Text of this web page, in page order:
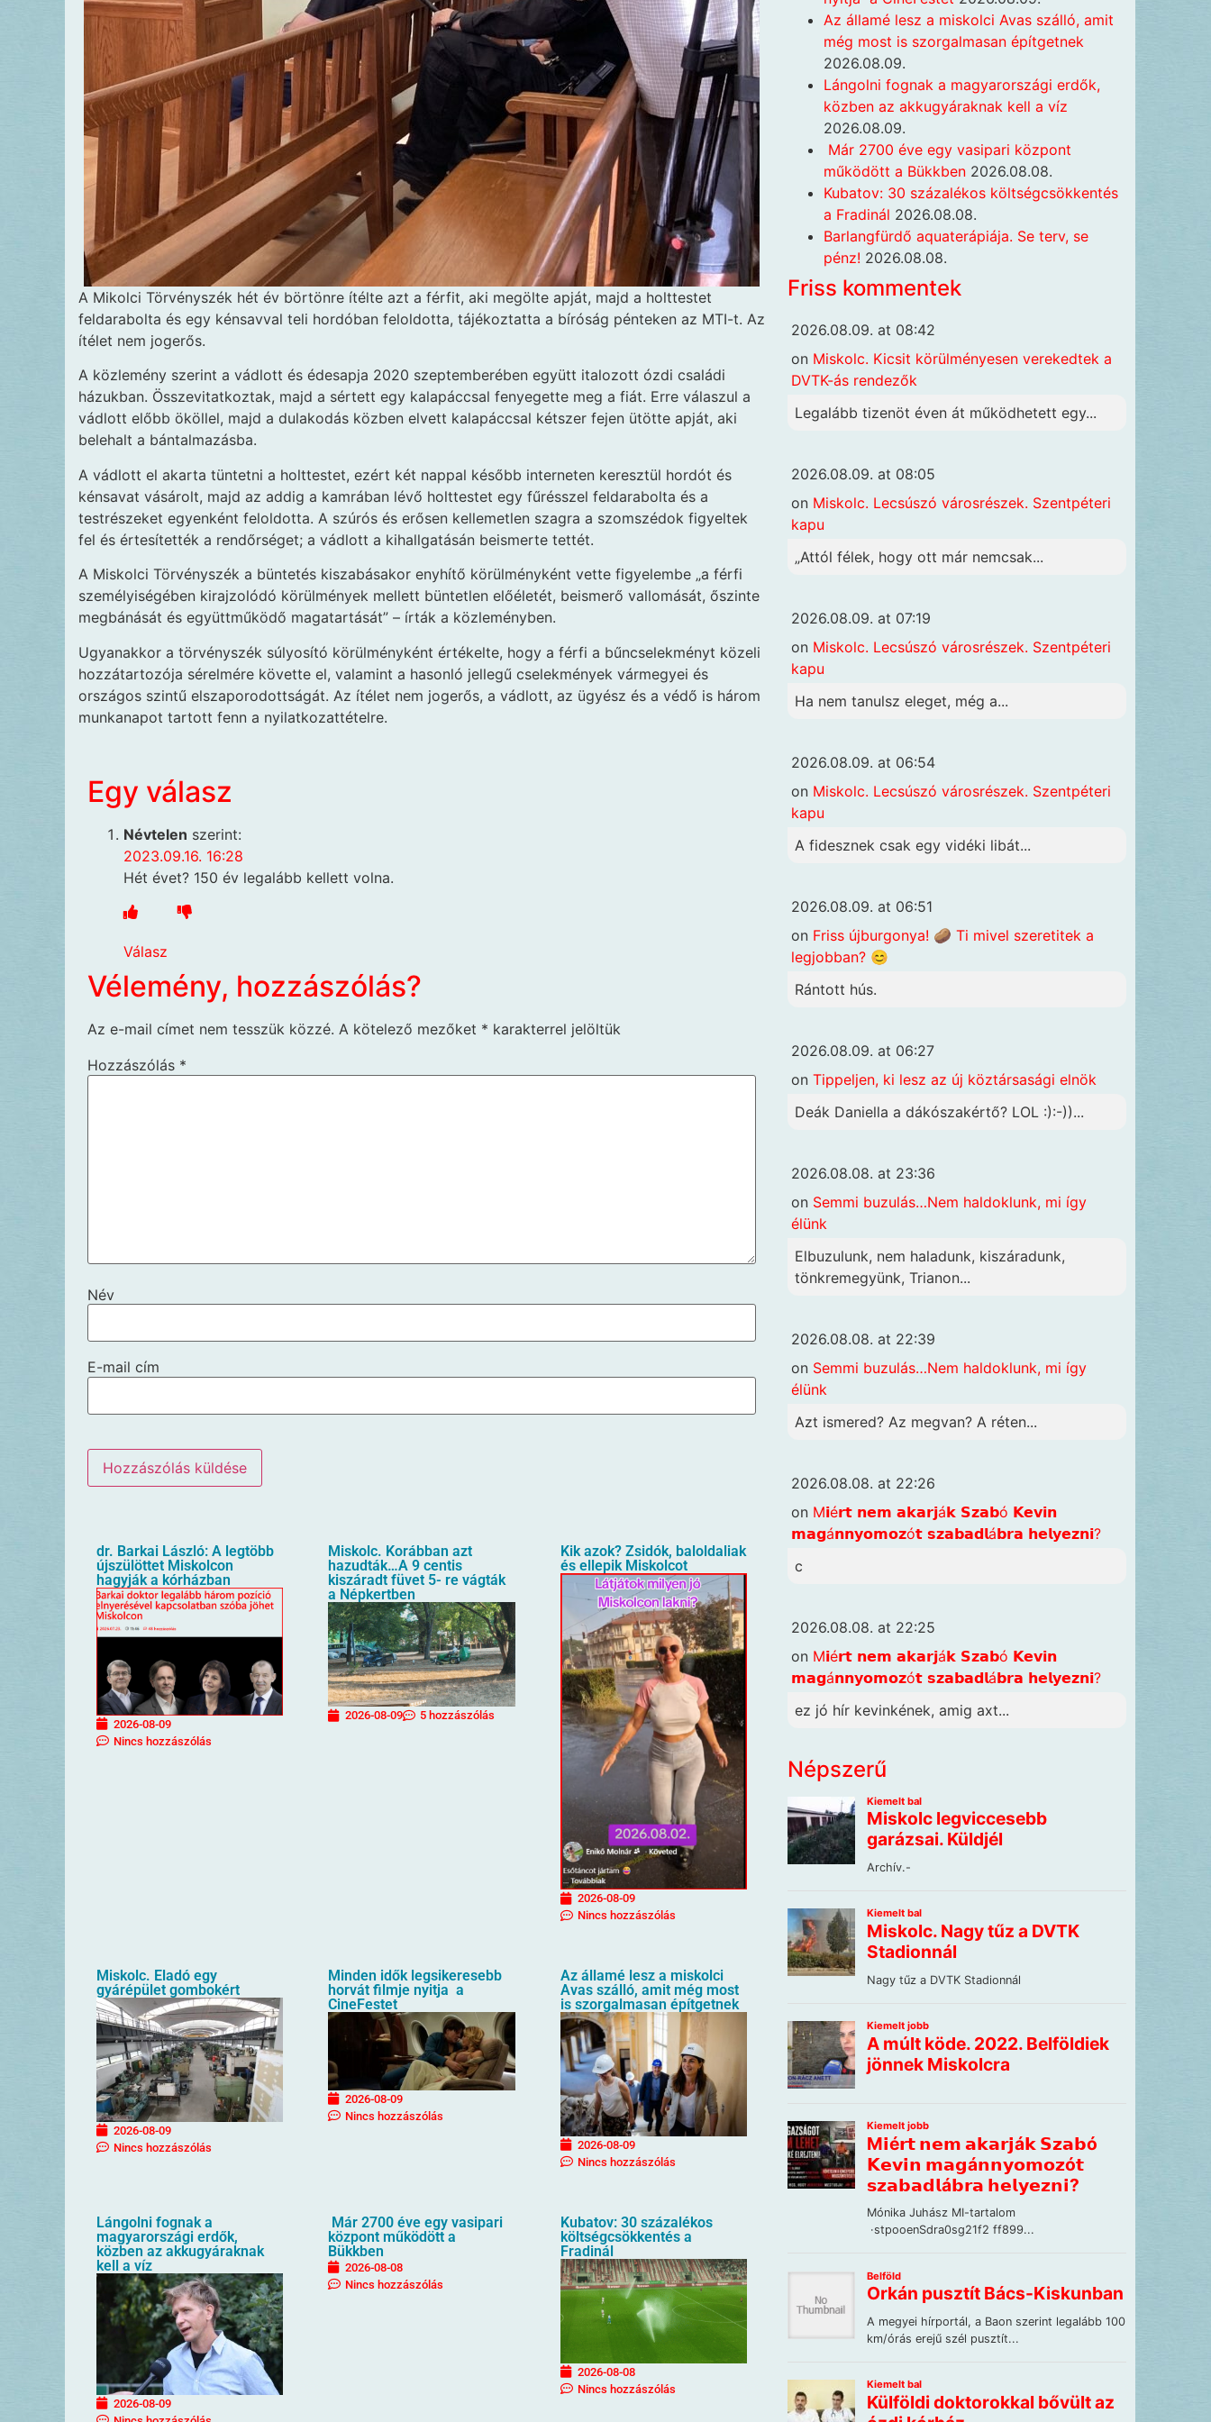
A Mikolci Törvényszék hét év börtönre ítélte azt a férfit, aki megölte apját, majd a holttestet
feldarabolta és egy kénsavval teli hordóban feloldotta, tájékoztatta a bíróság pénteken az MTI-t. Az
ítélet nem jogerős.
A közlemény szerint a vádlott és édesapja 2020 szeptemberében együtt italozott ózdi családi
házukban. Összevitatkoztak, majd a sértett egy kalapáccsal fenyegette meg a fiát. Erre válaszul a
vádlott előbb ököllel, majd a dulakodás közben elvett kalapáccsal kétszer fejen ütötte apját, aki
belehalt a bántalmazásba.
A vádlott el akarta tüntetni a holttestet, ezért két nappal később interneten keresztül hordót és
kénsavat vásárolt, majd az addig a kamrában lévő holttestet egy fűrésszel feldarabolta és a
testrészeket egyenként feloldotta. A szúrós és erősen kellemetlen szagra a szomszédok figyeltek
fel és értesítették a rendőrséget; a vádlott a kihallgatásán beismerte tettét.
A Miskolci Törvényszék a büntetés kiszabásakor enyhítő körülményként vette figyelembe „a férfi
személyiségében kirajzolódó körülmények mellett büntetlen előéletét, beismerő vallomását, őszinte
megbánását és együttműködő magatartását” – írták a közleményben.
Ugyanakkor a törvényszék súlyosító körülményként értékelte, hogy a férfi a bűncselekményt közeli
hozzátartozója sérelmére követte el, valamint a hasonló jellegű cselekmények vármegyei és
országos szintű elszaporodottságát. Az ítélet nem jogerős, a vádlott, az ügyész és a védő is három
munkanapot tartott fenn a nyilatkozattételre.
Egy válasz
Névtelen szerint:
2023.09.16. 16:28
Hét évet? 150 év legalább kellett volna.
Válasz
Vélemény, hozzászólás?
Az e-mail címet nem tesszük közzé. A kötelező mezőket * karakterrel jelöltük
Hozzászólás *
Név
E-mail cím
dr. Barkai László: A legtöbb
újszülöttet Miskolcon
hagyják a kórházban
2026-08-09
Nincs hozzászólás
Miskolc. Korábban azt
hazudták…A 9 centis
kiszáradt füvet 5- re vágták
a Népkertben
2026-08-09 5 hozzászólás
Kik azok? Zsidók, baloldaliak
és ellepik Miskolcot
2026-08-09
Nincs hozzászólás
Miskolc. Eladó egy
gyárépület gombokért
2026-08-09
Nincs hozzászólás
Minden idők legsikeresebb
horvát filmje nyitja a
CineFestet
2026-08-09
Nincs hozzászólás
Az államé lesz a miskolci
Avas szálló, amit még most
is szorgalmasan építgetnek
2026-08-09
Nincs hozzászólás
Lángolni fognak a
magyarországi erdők,
közben az akkugyáraknak
kell a víz
2026-08-09
Már 2700 éve egy vasipari
központ működött a
Bükkben
2026-08-08
Nincs hozzászólás
Kubatov: 30 százalékos
költségcsökkentés a
Fradinál
2026-08-08
Nincs hozzászólás
Az államé lesz a miskolci Avas szálló, amit
még most is szorgalmasan építgetnek
2026.08.09.
Lángolni fognak a magyarországi erdők,
közben az akkugyáraknak kell a víz
2026.08.09.
Már 2700 éve egy vasipari központ
működött a Bükkben 2026.08.08.
Kubatov: 30 százalékos költségcsökkentés
a Fradinál 2026.08.08.
Barlangfürdő aquaterápiája. Se terv, se
pénz! 2026.08.08.
Friss kommentek
2026.08.09. at 08:42
on Miskolc. Kicsit körülményesen verekedtek a
DVTK-ás rendezők
Legalább tizenöt éven át működhetett egy...
2026.08.09. at 08:05
on Miskolc. Lecsúszó városrészek. Szentpéteri
kapu
„Attól félek, hogy ott már nemcsak...
2026.08.09. at 07:19
on Miskolc. Lecsúszó városrészek. Szentpéteri
kapu
Ha nem tanulsz eleget, még a...
2026.08.09. at 06:54
on Miskolc. Lecsúszó városrészek. Szentpéteri
kapu
A fidesznek csak egy vidéki libát...
2026.08.09. at 06:51
on Friss újburgonya! 🥔 Ti mivel szeretitek a
legjobban? 😊
Rántott hús.
2026.08.09. at 06:27
on Tippeljen, ki lesz az új köztársasági elnök
Deák Daniella a dákószakértő? LOL :):-))...
2026.08.08. at 23:36
on Semmi buzulás…Nem haldoklunk, mi így
élünk
Elbuzulunk, nem haladunk, kiszáradunk,
tönkremegyünk, Trianon...
2026.08.08. at 22:39
on Semmi buzulás…Nem haldoklunk, mi így
élünk
Azt ismered? Az megvan? A réten...
2026.08.08. at 22:26
on M𝗶é𝗿𝘁 𝗻𝗲𝗺 𝗮𝗸𝗮𝗿𝗷á𝗸 𝗦𝘇𝗮𝗯ó 𝗞𝗲𝘃𝗶𝗻
𝗺𝗮𝗴á𝗻𝗻𝘆𝗼𝗺𝗼𝘇ó𝘁 𝘀𝘇𝗮𝗯𝗮𝗱𝗹á𝗯𝗿𝗮 𝗵𝗲𝗹𝘆𝗲𝘇𝗻𝗶?
c
2026.08.08. at 22:25
on M𝗶é𝗿𝘁 𝗻𝗲𝗺 𝗮𝗸𝗮𝗿𝗷á𝗸 𝗦𝘇𝗮𝗯ó 𝗞𝗲𝘃𝗶𝗻
𝗺𝗮𝗴á𝗻𝗻𝘆𝗼𝗺𝗼𝘇ó𝘁 𝘀𝘇𝗮𝗯𝗮𝗱𝗹á𝗯𝗿𝗮 𝗵𝗲𝗹𝘆𝗲𝘇𝗻𝗶?
ez jó hír kevinkének, amig axt...
Népszerű